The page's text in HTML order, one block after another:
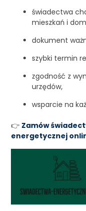
świadectwa
mieszkań i
dokument
szybki termin
zgodność z
urzędów,
wsparcie na
👉 Zamów
energetycznej